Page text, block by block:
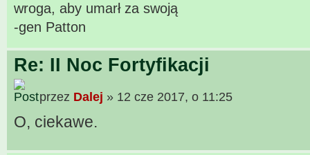
wroga, aby umarł za swoją
-gen Patton
Re: II Noc Fortyfikacji
przez Dalej » 12 cze 2017, o 11:25
O, ciekawe.